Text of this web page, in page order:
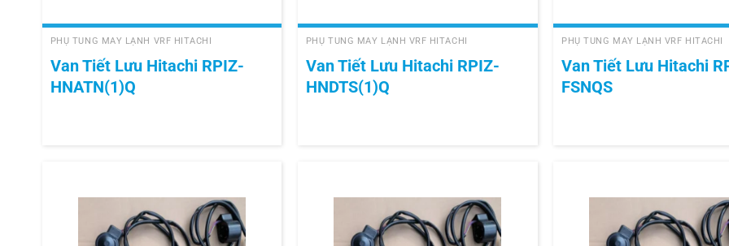
PHỤ TÙNG MÁY LẠNH VRF HITACHI
Van Tiết Lưu Hitachi RPIZ-
HNATN(1)Q
PHỤ TÙNG MÁY LẠNH VRF HITACHI
Van Tiết Lưu Hitachi RPIZ-
HNDTS(1)Q
PHỤ TÙNG MÁY LẠNH VRF HITACHI
Van Tiết Lưu Hitachi
FSNQS